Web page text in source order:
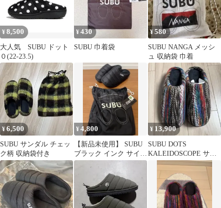
¥8,500
大人気 SUBU ドット
０(22-23.5)
¥430
SUBU 巾着袋
¥580
SUBU NANGA メッシ
ュ 収納袋 巾着
¥6,500
SUBU サンダル チェッ
ク柄 収納袋付き
¥4,800
【新品未使用】 SUBU
ブラック インク サイズ
4
¥ 13,900
SUBU DOTS
KALEIDOSCOPE サイ
ズ1